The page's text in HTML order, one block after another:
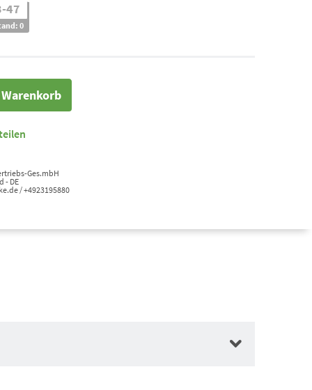
47
0
Ges.mbH
- DE
/ +4923195880